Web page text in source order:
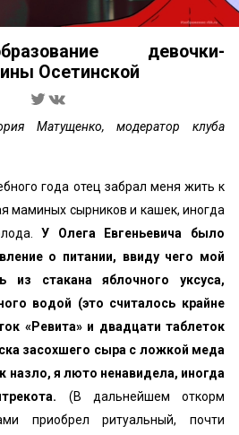
девочки-
Осетинской
Матущенко, модератор клуба
года отец забрал меня жить к
маминых сырников и кашек, иногда
У Олега Евгеньевича было
о питании, ввиду чего мой
из стакана яблочного уксуса,
водой (это считалось крайне
«Ревита» и двадцати таблеток
засохшего сыра с лож­кой меда
назло, я люто не­навидела, иногда
(В дальнейшем откорм
приобрел ритуальный, почти